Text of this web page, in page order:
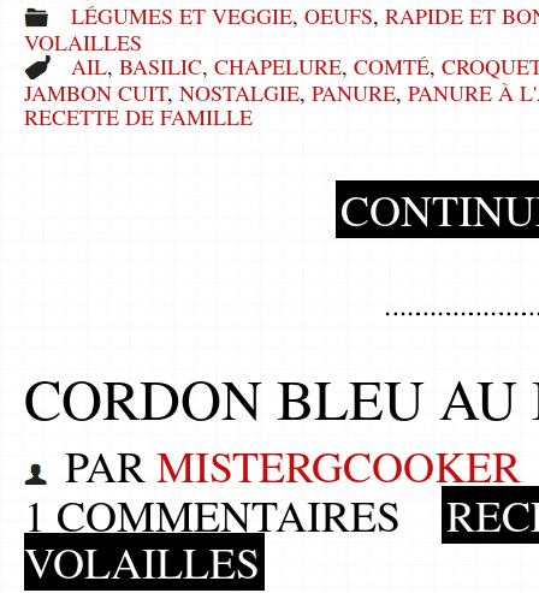
LÉGUMES ET VEGGIE, OEUFS, RAPIDE ET
VOLAILLES
AIL, BASILIC, CHAPELURE, COMTÉ,
JAMBON CUIT, NOSTALGIE, PANURE, PANURE À
RECETTE DE FAMILLE
CORDON BLEU AU
PARMISTERGCOOKER
1 COMMENTAIRES
VOLAILLES